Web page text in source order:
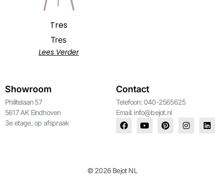
Tres
Tres
Lees Verder
Showroom
Philitelaan 57
5617 AK Eindhoven
3e etage, op afspraak
Contact
Telefoon: 040-2565625
Email: info@bejot.nl
© 2026 Bejot NL